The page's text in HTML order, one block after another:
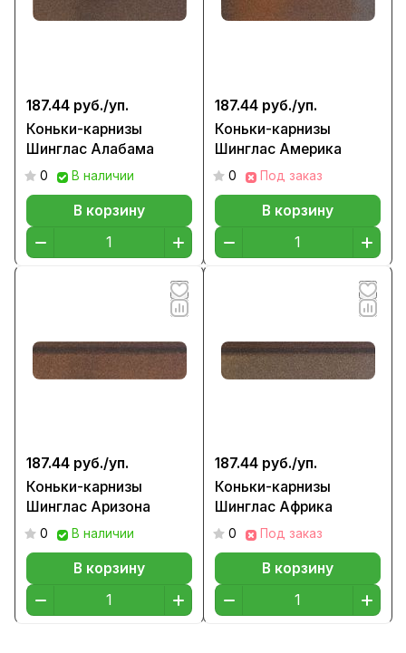
187.44 руб./уп.
Коньки-карнизы
Шинглас Алабама
0 В наличии
В корзину
187.44 руб./уп.
Коньки-карнизы
Шинглас Америка
0 Под заказ
В корзину
187.44 руб./уп.
Коньки-карнизы
Шинглас Аризона
0 В наличии
В корзину
187.44 руб./уп.
Коньки-карнизы
Шинглас Африка
0 Под заказ
В корзину